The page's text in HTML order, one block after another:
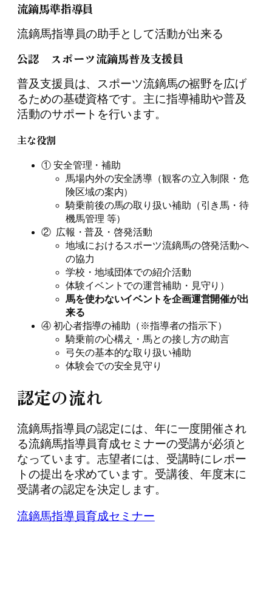
流鏑馬準指導員
流鏑馬指導員の助手として活動が出来る
公認 スポーツ流鏑馬普及支援員
普及支援員は、スポーツ流鏑馬の裾野を広げ
るための基礎資格です。主に指導補助や普及
活動のサポートを行います。
主な役割
① 安全管理・補助
馬場内外の安全誘導（観客の立入制限・危
険区域の案内）
騎乗前後の馬の取り扱い補助（引き馬・待
機馬管理 等）
② 広報・普及・啓発活動
地域におけるスポーツ流鏑馬の啓発活動へ
の協力
学校・地域団体での紹介活動
体験イベントでの運営補助・見守り）
馬を使わないイベントを企画運営開催が出
来る
④ 初心者指導の補助（※指導者の指示下）
騎乗前の心構え・馬との接し方の助言
弓矢の基本的な取り扱い補助
体験会での安全見守り
認定の流れ
流鏑馬指導員の認定には、年に一度開催され
る流鏑馬指導員育成セミナーの受講が必須と
なっています。志望者には、受講時にレポー
トの提出を求めています。受講後、年度末に
受講者の認定を決定します。
流鏑馬指導員育成セミナー